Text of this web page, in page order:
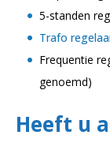
5-standen
Trafo
Frequentie
genoemd)
Heeft u